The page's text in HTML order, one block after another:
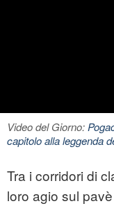
Video del Giorno:
capitolo alla leggenda
Tra i corridori di
loro agio sul